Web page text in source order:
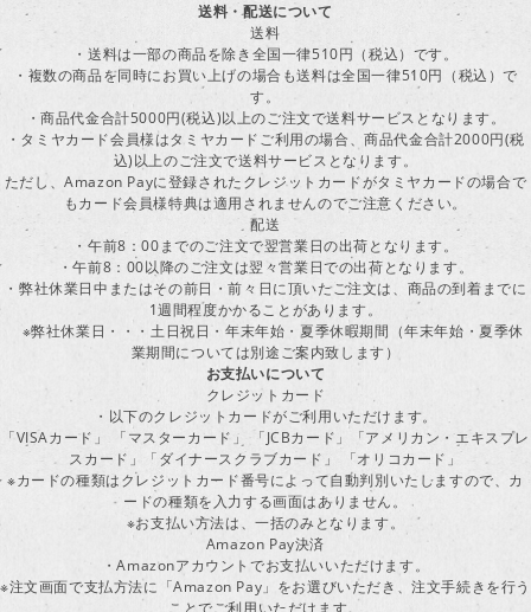
送料・配送について
送料
・送料は一部の商品を除き全国一律510円（税込）です。
・複数の商品を同時にお買い上げの場合も送料は全国一律510円（税込）で
す。
・商品代金合計5000円(税込)以上のご注文で送料サービスとなります。
・タミヤカード会員様はタミヤカードご利用の場合、商品代金合計2000円(税
込)以上のご注文で送料サービスとなります。
ただし、Amazon Payに登録されたクレジットカードがタミヤカードの場合で
もカード会員様特典は適用されませんのでご注意ください。
配送
・午前8：00までのご注文で翌営業日の出荷となります。
・午前8：00以降のご注文は翌々営業日での出荷となります。
・弊社休業日中またはその前日・前々日に頂いたご注文は、商品の到着までに
1週間程度かかることがあります。
※弊社休業日・・・土日祝日・年末年始・夏季休暇期間（年末年始・夏季休
業期間については別途ご案内致します）
お支払いについて
クレジットカード
・以下のクレジットカードがご利用いただけます。
「VISAカード」 「マスターカード」 「JCBカード」「アメリカン・エキスプレ
スカード」「ダイナースクラブカード」 「オリコカード」
※カードの種類はクレジットカード番号によって自動判別いたしますので、カ
ードの種類を入力する画面はありません。
※お支払い方法は、一括のみとなります。
Amazon Pay決済
・Amazonアカウントでお支払いいただけます。
※注文画面で支払方法に「Amazon Pay」をお選びいただき、注文手続きを行う
ことでご利用いただけます。